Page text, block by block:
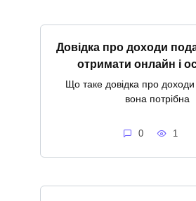
Довідка про доходи
отримати онлайн і
Що таке довідка про
вона потрібна
0 1